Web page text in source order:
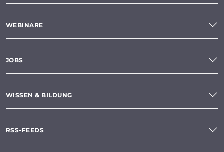
WEBINARE
JOBS
WISSEN & BILDUNG
RSS-FEEDS